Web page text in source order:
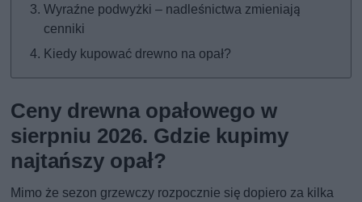
Wyraźne podwyżki – nadleśnictwa zmieniają
cenniki
Kiedy kupować drewno na opał?
Ceny drewna opałowego w
sierpniu 2026. Gdzie kupimy
najtańszy opał?
Mimo że sezon grzewczy rozpocznie się dopiero za kilka